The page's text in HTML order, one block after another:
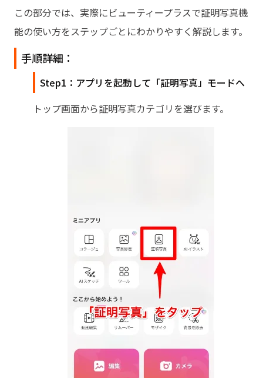
この部分では、実際にビューティープラスで証明写真機
能の使い方をステップごとにわかりやすく解説します。
手順詳細：
Step1：アプリを起動して「証明写真」モードへ
トップ画面から証明写真カテゴリを選びます。